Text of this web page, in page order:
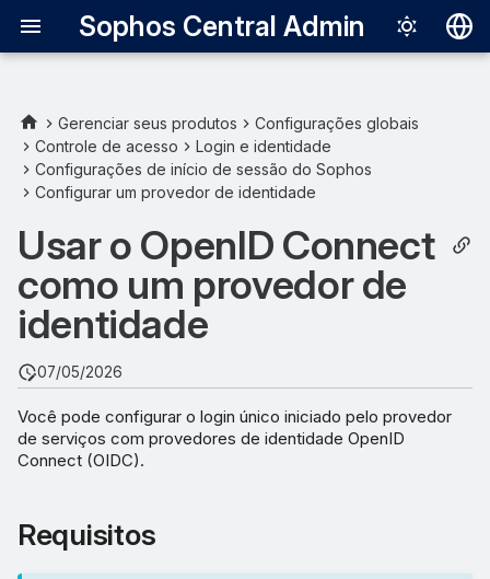
Sophos Central Admin
English
Italiano
日本語
中文（繁體）
Requisitos
Solicitações de
autenticação
Configurar o Okta como um
provedor de identidade
Configurar a integração de
um aplicativo para o
Sophos Central
Obter as informações
o Okta como seu provedor
de identidade
Gerenciar seus produtos
Configurações globais
Controle de acesso
Login e identidade
Configurações de início de sessão do Sophos
Configurar um provedor de identidade
Usar o OpenID Connect
como um provedor de
identidade
07/05/2026
Você pode configurar o login único iniciado pelo provedor
de serviços com provedores de identidade OpenID
Connect (OIDC).
Requisitos